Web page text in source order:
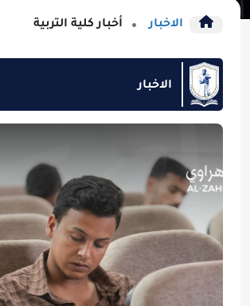
الاخبار أخبار كلية التربية
الاخبار